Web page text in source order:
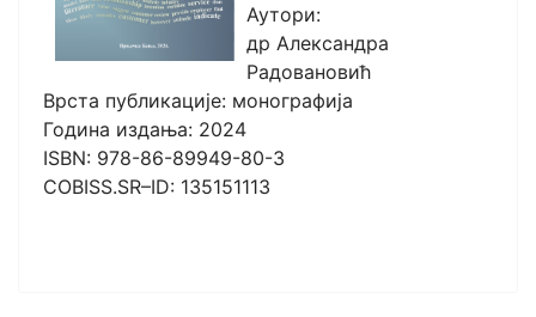
Аутори:
др Александра
Радовановић
Врста публикације: монографија
Година издања: 2024
ISBN: 978-86-89949-80-3
COBISS.SR–ID: 135151113